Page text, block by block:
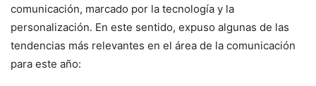
comunicación, marcado por la tecnología y la
personalización. En este sentido, expuso algunas de las
tendencias más relevantes en el área de la comunicación
para este año: